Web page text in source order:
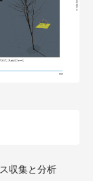
収集と分析